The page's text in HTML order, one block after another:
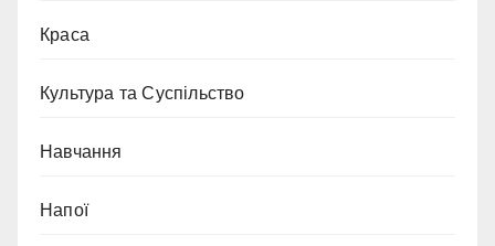
Краса
Культура та Суспільство
Навчання
Напої